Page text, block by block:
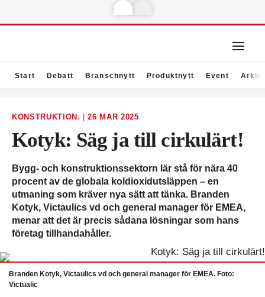
Start Debatt Branschnytt Produktnytt Event Arkiv
KONSTRUKTION. 26 MAR 2025
Kotyk: Säg ja till cirkulärt!
Bygg- och konstruktionssektorn lär stå för nära 40
procent av de globala koldioxidutsläppen – en
utmaning som kräver nya sätt att tänka. Branden
Kotyk, Victaulics vd och general manager för EMEA,
menar att det är precis sådana lösningar som hans
företag tillhandahåller.
Branden Kotyk, Victaulics vd och general manager för EMEA. Foto:
Victualic